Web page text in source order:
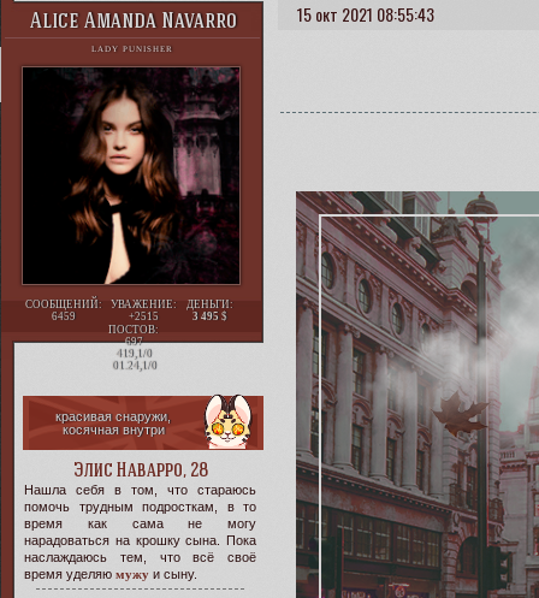
15 окт 2021 08:55:43
Alice Amanda Navarro
LADY PUNISHER
СООБЩЕНИЙ:
6459
УВАЖЕНИЕ:
+2515
ДЕНЬГИ:
3 495
ПОСТОВ:
697
419,1/0
01.24,1/0
красивая снаружи,
косячная внутри
Элис Наварро, 28
Нашла себя в том, что стараюсь
помочь трудным подросткам, в то
время как сама не могу
нарадоваться на крошку сына. Пока
наслаждаюсь тем, что всё своё
время уделяю мужу и сыну.